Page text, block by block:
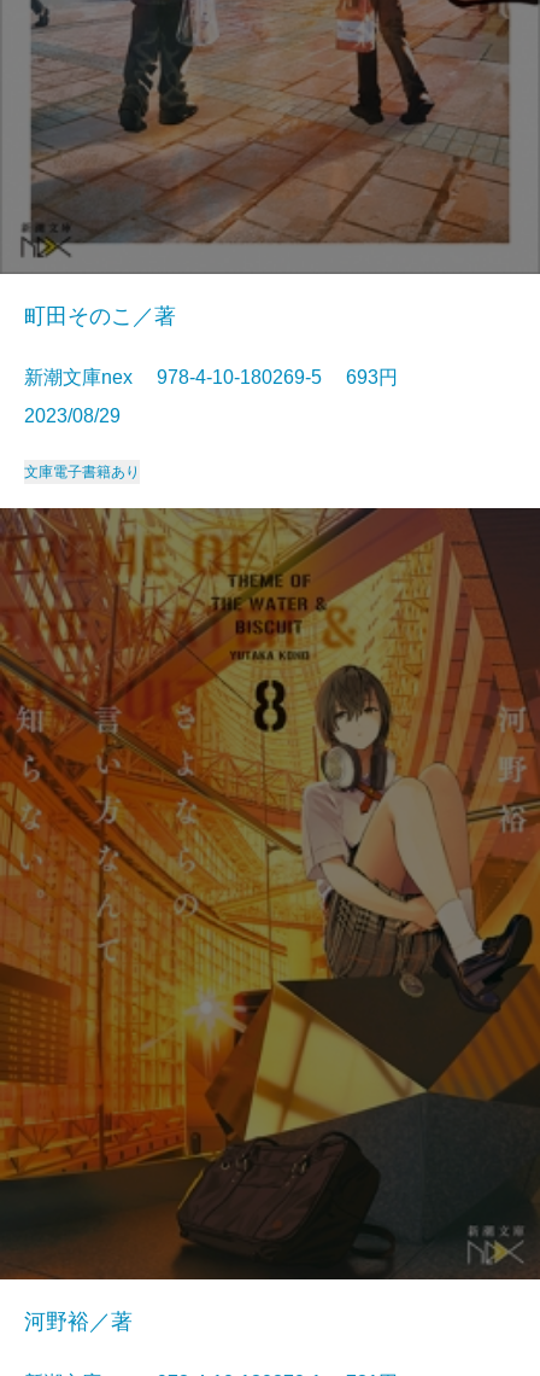
町田そのこ／著
新潮文庫nex 978-4-10-180269-5 693円
2023/08/29
文庫電子書籍あり
河野裕／著